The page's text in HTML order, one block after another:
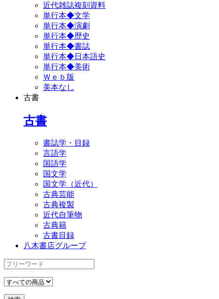
近代雑誌複刻資料
単行本◆文学
単行本◆演劇
単行本◆歴史
単行本◆書誌
単行本◆日本語史
単行本◆美術
Ｗｅｂ版
美本なし
古書
古書
書誌学・目録
言語学
国語学
国文学
国文学（近代）
古典芸能
古典複製
近代自筆物
古典籍
古書目録
八木書店グループ